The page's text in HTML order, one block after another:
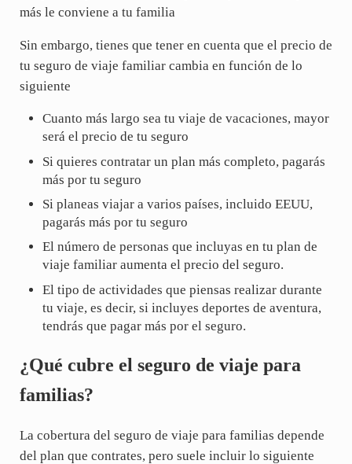
más le conviene a tu familia
Sin embargo, tienes que tener en cuenta que el precio de
tu seguro de viaje familiar cambia en función de lo
siguiente
Cuanto más largo sea tu viaje de vacaciones, mayor
será el precio de tu seguro
Si quieres contratar un plan más completo, pagarás
más por tu seguro
Si planeas viajar a varios países, incluido EEUU,
pagarás más por tu seguro
El número de personas que incluyas en tu plan de
viaje familiar aumenta el precio del seguro.
El tipo de actividades que piensas realizar durante
tu viaje, es decir, si incluyes deportes de aventura,
tendrás que pagar más por el seguro.
¿Qué cubre el seguro de viaje para
familias?
La cobertura del seguro de viaje para familias depende
del plan que contrates, pero suele incluir lo siguiente